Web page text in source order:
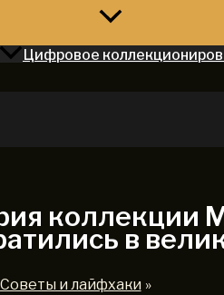
Цифровое
коллекции
в
Советы и лайфхаки